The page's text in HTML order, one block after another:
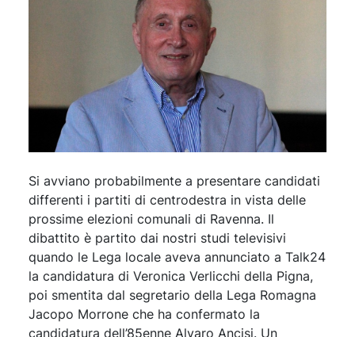
Si avviano probabilmente a presentare candidati
differenti i partiti di centrodestra in vista delle
prossime elezioni comunali di Ravenna. Il
dibattito è partito dai nostri studi televisivi
quando le Lega locale aveva annunciato a Talk24
la candidatura di Veronica Verlicchi della Pigna,
poi smentita dal segretario della Lega Romagna
Jacopo Morrone che ha confermato la
candidatura dell’85enne Alvaro Ancisi. Un